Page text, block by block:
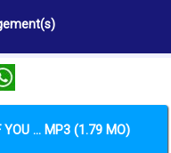
YOU ... MP3 (1.79 MO)